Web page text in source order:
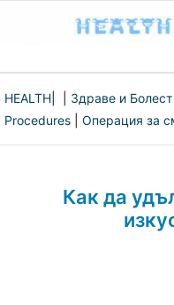
HEALTH Здраве и Болест
Procedures
Операция за
Как да